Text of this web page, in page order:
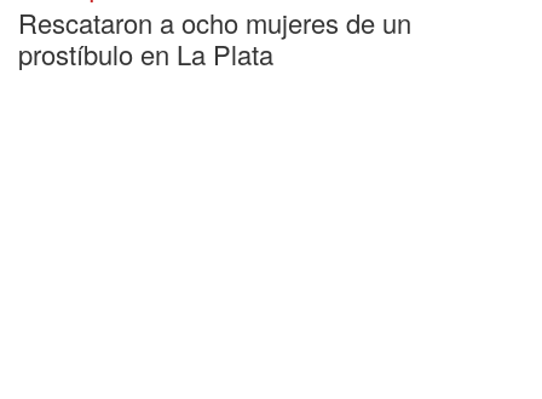
Rescataron a ocho mujeres de un
prostíbulo en La Plata